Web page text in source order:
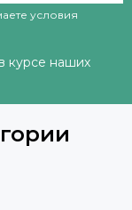
условия
курсе наших